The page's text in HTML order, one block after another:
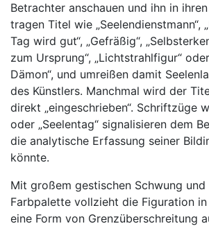
Betrachter anschauen und ihn in
tragen Titel wie „Seelendienstmann“,
Tag wird gut“, „Gefräßig“,
zum Ursprung“, „Lichtstrahlfigur“
Dämon“, und umreißen damit
des Künstlers. Manchmal wird der
direkt „eingeschrieben“. Schriftzüge
oder „Seelentag“ signalisieren dem
die analytische Erfassung seiner
könnte.
Mit großem gestischen Schwung
Farbpalette vollzieht die Figuration
eine Form von Grenzüberschreitung